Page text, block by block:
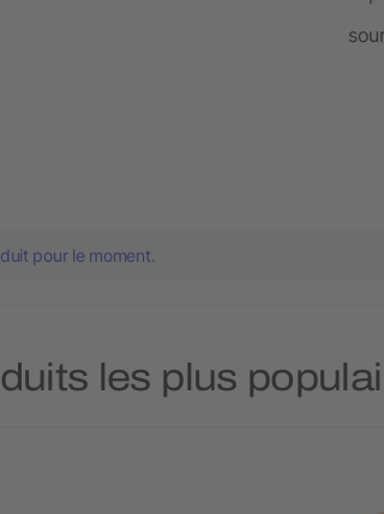
pour le moment.
les plus